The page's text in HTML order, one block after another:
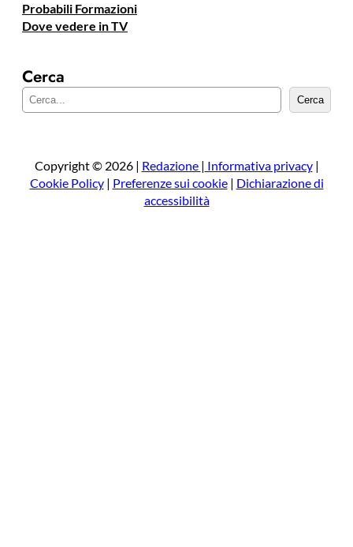
Probabili Formazioni
Dove vedere in TV
Cerca
e
a
Cerca
Copyright © 2026 | Redazione | Informativa privacy|
Cookie Policy| Preferenze sui cookie| Dichiarazione di
accessibilità